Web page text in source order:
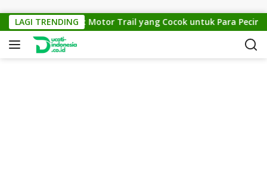
LAGI TRENDING
KTM Cross 150: Motor Trail yang Cocok untuk Para Pecinta